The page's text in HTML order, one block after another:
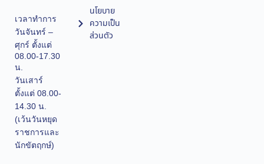
เวลาทำการ
วันจันทร์ –
ศุกร์ ตั้งแต่
08.00-17.30
น.
วันเสาร์
ตั้งแต่ 08.00-
14.30 น.
(เว้นวันหยุด
ราชการและ
นักขัตฤกษ์)
นโยบาย
ความเป็น
ส่วนตัว